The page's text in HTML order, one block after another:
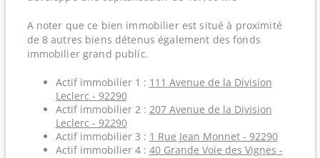
A noter que ce bien immobilier est situé à proximité
de 8 autres biens détenus également des fonds
immobilier grand public.
Actif immobilier 1 : 111 Avenue de la Division
Leclerc - 92290
Actif immobilier 2 : 207 Avenue de la Division
Leclerc - 92290
Actif immobilier 3 : 1 Rue Jean Monnet - 92290
Actif immobilier 4 : 40 Grande Voie des Vignes -